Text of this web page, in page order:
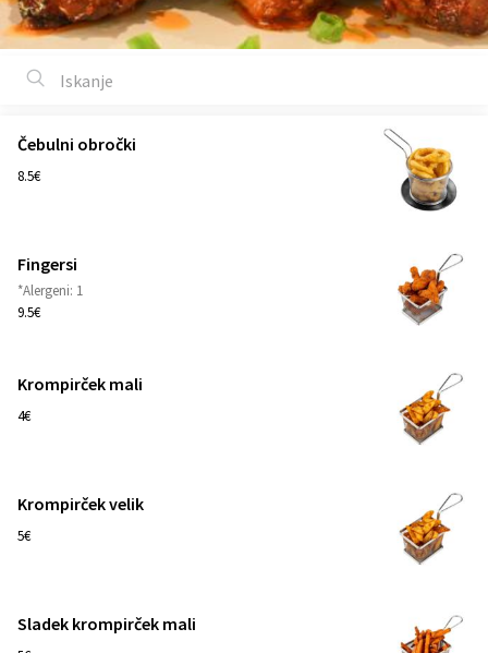
Čebulni obročki
8.5€
Fingersi
*Alergeni: 1
9.5€
Krompirček mali
4€
Krompirček velik
5€
Sladek krompirček mali